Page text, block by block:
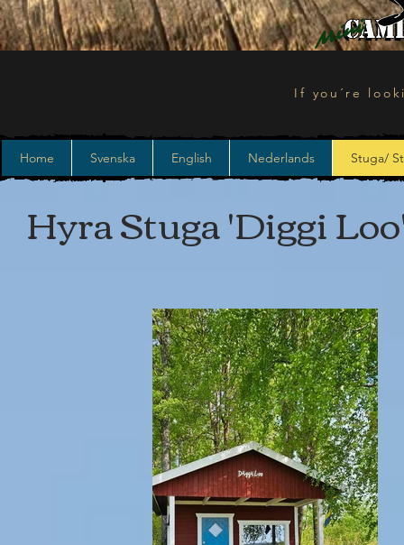
Mini
If you´re
Home Svenska English Nederlands Stuga/
Hyra Stuga 'Diggi